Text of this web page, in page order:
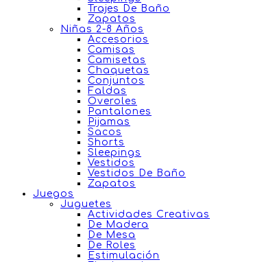
Trajes De Baño
Zapatos
Niñas 2-8 Años
Accesorios
Camisas
Camisetas
Chaquetas
Conjuntos
Faldas
Overoles
Pantalones
Pijamas
Sacos
Shorts
Sleepings
Vestidos
Vestidos De Baño
Zapatos
Juegos
Juguetes
Actividades Creativas
De Madera
De Mesa
De Roles
Estimulación